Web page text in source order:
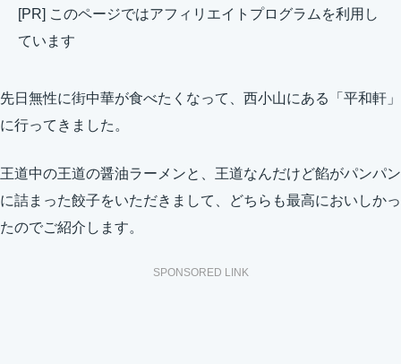
[PR] このページではアフィリエイトプログラムを利用し
ています
先日無性に街中華が食べたくなって、西小山にある「平和軒」
に行ってきました。
王道中の王道の醤油ラーメンと、王道なんだけど餡がパンパン
に詰まった餃子をいただきまして、どちらも最高においしかっ
たのでご紹介します。
SPONSORED LINK